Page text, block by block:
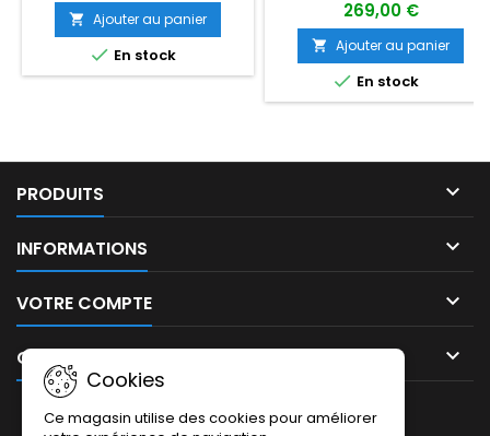
 Ajouter au panier
 En stock
269,00 €
 Ajouter au panier
 En stock
PRODUITS 
INFORMATIONS 
VOTRE COMPTE 
CONTACT 
Cookies
Ce magasin utilise des cookies pour améliorer
LETTRE D'INFORMATIONS